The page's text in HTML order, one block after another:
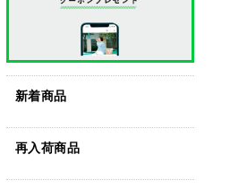
新着商品
再入荷商品